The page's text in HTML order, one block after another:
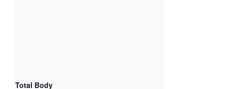
Total Body